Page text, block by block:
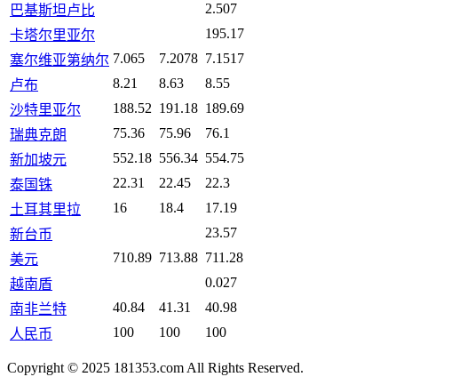
巴基斯坦卢比
2.507
卡塔尔里亚尔
195.17
塞尔维亚第纳尔 7.065 7.2078 7.1517
卢布
8.21 8.63
8.55
沙特里亚尔
188.52 191.18 189.69
瑞典克朗
75.36 75.96
76.1
新加坡元
552.18 556.34 554.75
泰国铢
22.31 22.45
22.3
土耳其里拉
16 18.4
17.19
新台币
23.57
美元
710.89 713.88 711.28
越南盾
0.027
南非兰特
40.84 41.31
40.98
人民币
100 100 100
Copyright © 2025 181353.com All Rights Reserved.